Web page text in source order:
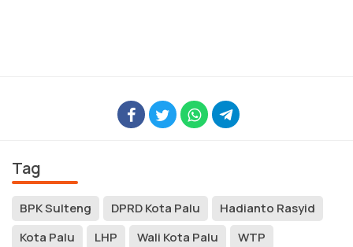
Tag
BPK Sulteng DPRD Kota Palu
Hadianto Rasyid
Kota Palu
LHP Wali Kota Palu WTP